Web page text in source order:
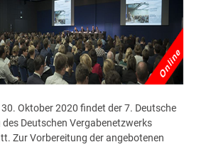
Oktober 2020 findet der7. Deutsche
des Deutschen Vergabenetzwerks
Zur Vorbereitung der angebotenen